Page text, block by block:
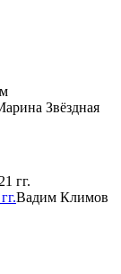
Звёздная
Вадим Климов